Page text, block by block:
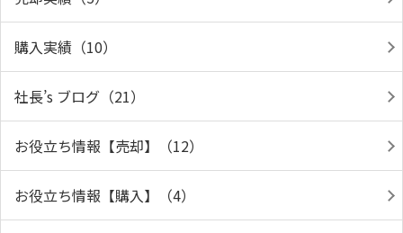
購入実績（10）
社長’s ブログ（21）
お役立ち情報【売却】（12）
お役立ち情報【購入】（4）